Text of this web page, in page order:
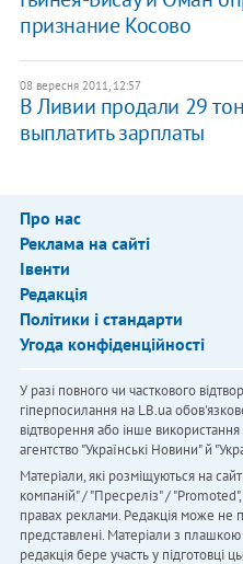
признание Косово
08 вересня 2011, 12:57
В Ливии продали 29
выплатить зарплаты
Про нас
Реклама на сайті
Івенти
Редакція
Політики і стандарти
Угода конфіденційності
У разі повного чи часткового
гіперпосилання на LB.ua
відтворення або інше
агентство "Українськi Новини" й
Матеріали, які розміщуються на
компаній" / "Пресреліз" /
правах реклами. Редакція може не
представлені. Матеріали з
редакція бере участь у підготовці